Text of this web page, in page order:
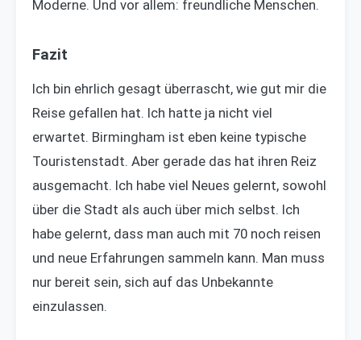
Moderne. Und vor allem: freundliche Menschen.
Fazit
Ich bin ehrlich gesagt überrascht, wie gut mir die
Reise gefallen hat. Ich hatte ja nicht viel
erwartet. Birmingham ist eben keine typische
Touristenstadt. Aber gerade das hat ihren Reiz
ausgemacht. Ich habe viel Neues gelernt, sowohl
über die Stadt als auch über mich selbst. Ich
habe gelernt, dass man auch mit 70 noch reisen
und neue Erfahrungen sammeln kann. Man muss
nur bereit sein, sich auf das Unbekannte
einzulassen.